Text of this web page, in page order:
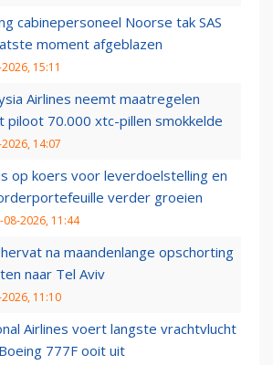
cabinepersoneel Noorse tak SAS
moment afgeblazen
15:11
Airlines neemt maatregelen
piloot 70.000 xtc-pillen smokkelde
14:07
op koers voor leverdoelstelling en
verder groeien
08-2026, 11:44
na maandenlange opschorting
naar Tel Aviv
11:10
Airlines voert langste vrachtvlucht
777F ooit uit